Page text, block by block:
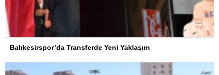
Balıkesirspor’da Transferde Yeni Yaklaşım